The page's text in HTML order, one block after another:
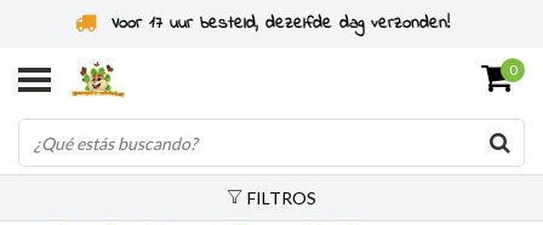
Voor 17 uur besteld, dezelfde dag verzonden!
0
FILTROS